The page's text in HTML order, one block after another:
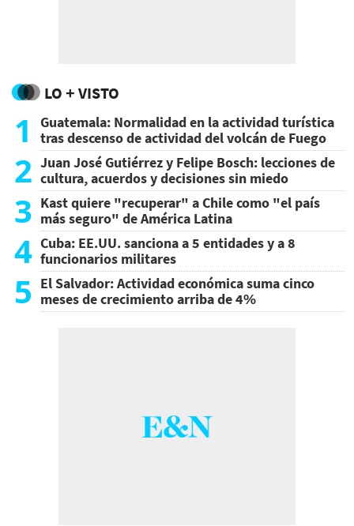
LO + VISTO
1
Guatemala: Normalidad en la actividad turística
tras descenso de actividad del volcán de Fuego
2 Juan José Gutiérrez y Felipe Bosch: lecciones de
cultura, acuerdos y decisiones sin miedo
3 Kast quiere "recuperar" a Chile como "el país
más seguro" de América Latina
4 Cuba: EE.UU. sanciona a 5 entidades y a 8
funcionarios militares
5 El Salvador: Actividad económica suma cinco
meses de crecimiento arriba de 4%